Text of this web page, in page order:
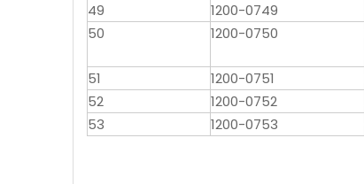
49
1200-0749
50
1200-0750
51 1200-0751
52
1200-0752
53
1200-0753